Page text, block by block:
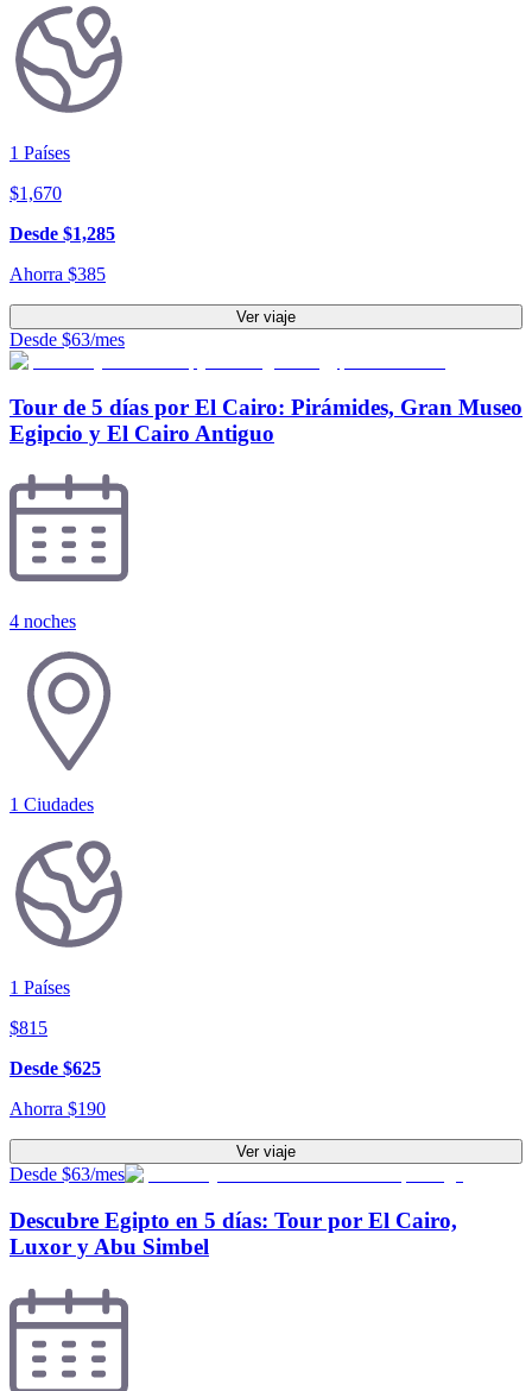
1 Países
$1,670
Desde $1,285
Ahorra $385
Ver viaje
Desde $63/mes
Tour de 5 días por El Cairo: Pirámides, Gran Museo
Egipcio y El Cairo Antiguo
4 noches
1 Ciudades
1 Países
$815
Desde $625
Ahorra $190
Ver viaje
Desde $63/mes
Descubre Egipto en 5 días: Tour por El Cairo,
Luxor y Abu Simbel